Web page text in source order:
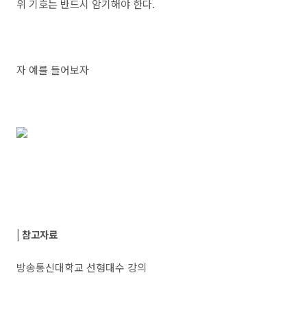
위 기호는 반드시 암기해야 한다.
자 예를 들어보자
| 참고자료
방송통신대학교 선형대수 강의